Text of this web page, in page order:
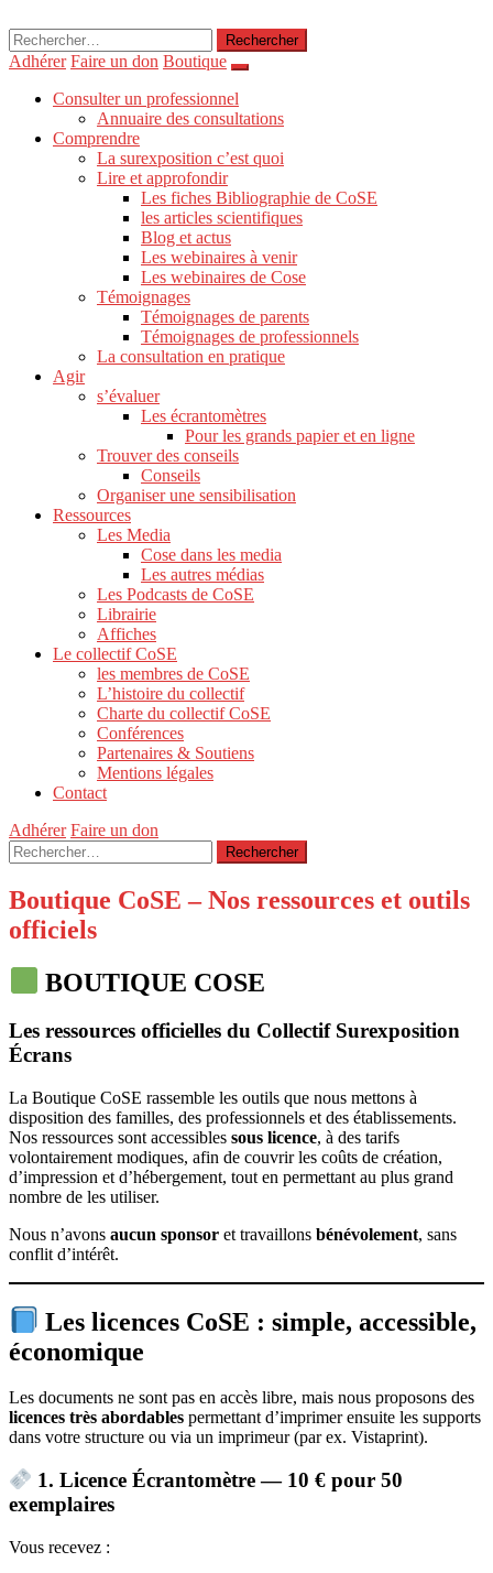
Rechercher :
Adhérer Faire un don Boutique
Consulter un professionnel
Annuaire des consultations
Comprendre
La surexposition c’est quoi
Lire et approfondir
Les fiches Bibliographie de CoSE
les articles scientifiques
Blog et actus
Les webinaires à venir
Les webinaires de Cose
Témoignages
Témoignages de parents
Témoignages de professionnels
La consultation en pratique
Agir
s’évaluer
Les écrantomètres
Pour les grands papier et en ligne
Trouver des conseils
Conseils
Organiser une sensibilisation
Ressources
Les Media
Cose dans les media
Les autres médias
Les Podcasts de CoSE
Librairie
Affiches
Le collectif CoSE
les membres de CoSE
L’histoire du collectif
Charte du collectif CoSE
Conférences
Partenaires & Soutiens
Mentions légales
Contact
Adhérer Faire un don
Rechercher :
Boutique CoSE – Nos ressources et outils
officiels
BOUTIQUE COSE
Les ressources officielles du Collectif Surexposition
Écrans
La Boutique CoSE rassemble les outils que nous mettons à
disposition des familles, des professionnels et des établissements.
Nos ressources sont accessibles sous licence, à des tarifs
volontairement modiques, afin de couvrir les coûts de création,
d’impression et d’hébergement, tout en permettant au plus grand
nombre de les utiliser.
Nous n’avons aucun sponsor et travaillons bénévolement, sans
conflit d’intérêt.
Les licences CoSE : simple, accessible,
économique
Les documents ne sont pas en accès libre, mais nous proposons des
licences très abordables permettant d’imprimer ensuite les supports
dans votre structure ou via un imprimeur (par ex. Vistaprint).
1. Licence Écrantomètre — 10 € pour 50
exemplaires
Vous recevez :